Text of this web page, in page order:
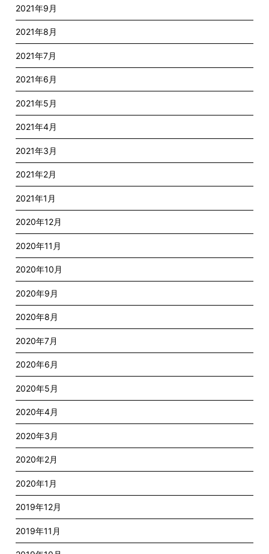
2021年9月
2021年8月
2021年7月
2021年6月
2021年5月
2021年4月
2021年3月
2021年2月
2021年1月
2020年12月
2020年11月
2020年10月
2020年9月
2020年8月
2020年7月
2020年6月
2020年5月
2020年4月
2020年3月
2020年2月
2020年1月
2019年12月
2019年11月